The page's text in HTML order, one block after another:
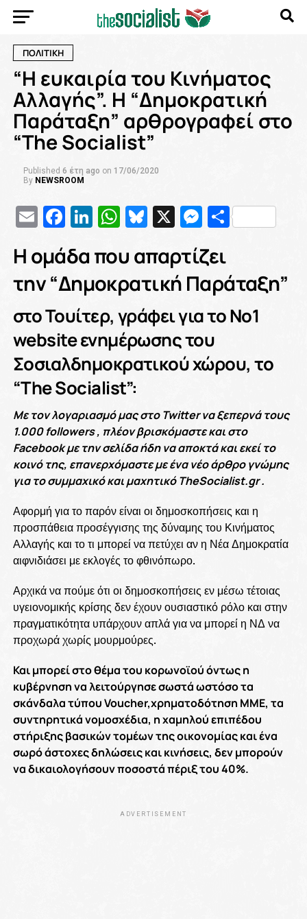
ΠΟΛΙΤΙΚΗ
“Η ευκαιρία του Κινήματος
Αλλαγής”. H “Δημοκρατική
Παράταξη” αρθρογραφεί στο
“Τhe Socialist”
Published 6 έτη ago on 17/06/2020
By NEWSROOM
EmailFacebook
LinkedIn
WhatsApp
Bluesky
X
Η ομάδα που απαρτίζει
την“Δημοκρατική Παράταξη”
στο Τουίτερ, γράφει για το Νο1
website ενημέρωσης του
Σοσιαλδημοκρατικού χώρου, το
“Τhe Socialist”:
Με τον λογαριασμό μας στο Twitter να ξεπερνά τους
1.000 followers , πλέον βρισκόμαστε και στο
Facebook με την σελίδα ήδη να αποκτά και εκεί το
κοινό της, επανερχόμαστε με ένα νέο άρθρο γνώμης
για το συμμαχικό και μαχητικό TheSocialist.gr .
Αφορμή για το παρόν είναι οι δημοσκοπήσεις και η
προσπάθεια προσέγγισης της δύναμης του Κινήματος
Αλλαγής και το τι μπορεί να πετύχει αν η Νέα Δημοκρατία
αιφνιδιάσει με εκλογές το φθινόπωρο.
Αρχικά να πούμε ότι οι δημοσκοπήσεις εν μέσω τέτοιας
υγειονομικής κρίσης δεν έχουν ουσιαστικό ρόλο και στην
πραγματικότητα υπάρχουν απλά για να μπορεί η ΝΔ να
προχωρά χωρίς μουρμούρες.
Και μπορεί στο θέμα του κορωνοϊού όντως η
κυβέρνηση να λειτούργησε σωστά ωστόσο τα
σκάνδαλα τύπου Voucher,χρηματοδότηση ΜΜΕ, τα
συντηρητικά νομοσχέδια, η χαμηλού επιπέδου
στήριξης βασικών τομέων της οικονομίας και ένα
σωρό άστοχες δηλώσεις και κινήσεις, δεν μπορούν
να δικαιολογήσουν ποσοστά πέριξ του 40%.
ADVERTISEMENT